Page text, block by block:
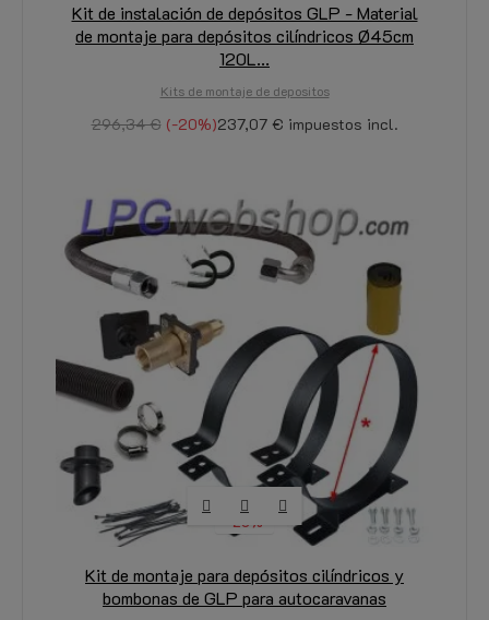
Kit de instalación de depósitos GLP - Material
de montaje para depósitos cilíndricos Ø45cm
120L...
Kits de montaje de depositos
296,34 € -20% 237,07 € impuestos incl.
-20%
Kit de montaje para depósitos cilíndricos y
bombonas de GLP para autocaravanas